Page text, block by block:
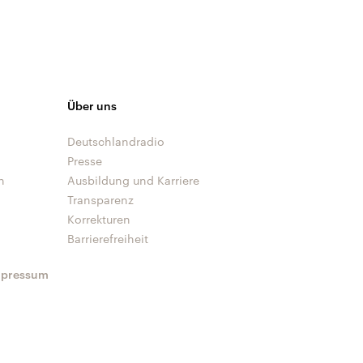
Über uns
Deutschlandradio
Presse
Ausbildung und Karriere
Transparenz
Korrekturen
Barrierefreiheit